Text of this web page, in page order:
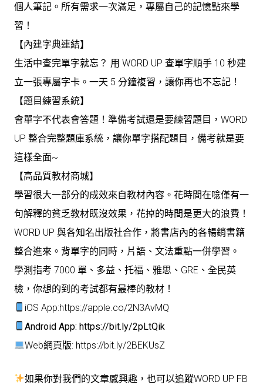
個人筆記。所有需求一次滿足，專屬自己的記憶點來學
習！
【內建字典連結】
生活中查完單字就忘？ 用 WORD UP 查單字順手 10 秒建
立一張專屬字卡。一天 5 分鐘複習，讓你再也不忘記！
【題目練習系統】
會單字不代表會答題！準備考試還是要練習題目，WORD
UP 整合完整題庫系統，讓你單字搭配題目，備考就是要
這樣全面~
【高品質教材商城】
學習很大一部分的成效來自教材內容。花時間在唸僅有一
句解釋的貧乏教材既沒效果，花掉的時間是更大的浪費！
WORD UP 與各知名出版社合作，將書店內的各暢銷書籍
整合進來。背單字的同時，片語、文法重點一併學習。
學測指考 7000 單、多益、托福、雅思、GRE、全民英
檢，你想的到的考試都有最棒的教材！
iOS App:https://apple.co/2N3AvMQ
Android App:https://bit.ly/2pLtQik
Web網頁版: https://bit.ly/2BEKUsZ
如果你對我們的文章感興趣，也可以追蹤WORD UP FB